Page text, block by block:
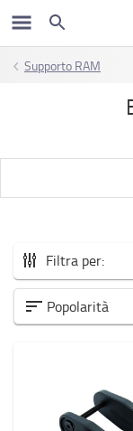
Supporto RAM
Filtra per:
Tutti gli Accessori
Batterie ed
Forche e
Popolarità